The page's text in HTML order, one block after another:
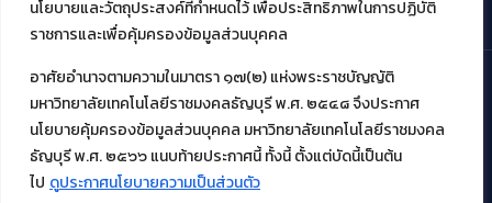
นโยบายและวัตถุประสงค์ที่กำหนดไว้ เพื่อประสิทธิภาพในการปฏิบัติ
ราชการและเพื่อคุ้มครองข้อมูลส่วนบุคคล
อาศัยอำนาจตามความในมาตรา ๑๗(๒) แห่งพระราชบัญญัติ
มหาวิทยาลัยเทคโนโลยีราชมงคลธัญบุรี พ.ศ. ๒๕๔๘ จึงประกาศ
นโยบายคุ้มครองข้อมูลส่วนบุคคล มหาวิทยาลัยเทคโนโลยีราชมงคล
ธัญบุรี พ.ศ. ๒๕๖๖ แนบท้ายประกาศนี้ ทั้งนี้ ตั้งแต่บัดนี้เป็นต้น
ไป ดูประกาศนโยบายความเป็นส่วนตัว
© 2021 สำนักวิทยบริการและเทคโนโลยีสารสนเทศ มหาวิทยาลัย
เทคโนโลยีราชมงคลธัญบุรี